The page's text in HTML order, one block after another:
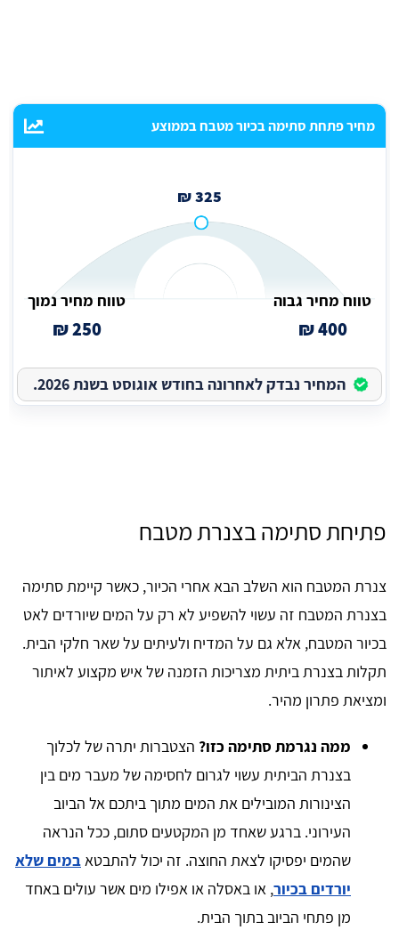
מחיר פתחת סתימה בכיור מטבח בממוצע
325 ₪
טווח מחיר גבוה
400 ₪
טווח מחיר נמוך
250 ₪
המחיר נבדק לאחרונה בחודש אוגוסט בשנת 2026.
פתיחת סתימה בצנרת מטבח
צנרת המטבח הוא השלב הבא אחרי הכיור, כאשר קיימת סתימה
בצנרת המטבח זה עשוי להשפיע לא רק על המים שיורדים לאט
בכיור המטבח, אלא גם על המדיח ולעיתים על שאר חלקי הבית.
תקלות בצנרת ביתית מצריכות הזמנה של איש מקצוע לאיתור
ומציאת פתרון מהיר.
ממה נגרמת סתימה כזו? הצטברות יתרה של לכלוך
בצנרת הביתית עשוי לגרום לחסימה של מעבר מים בין
הצינורות המובילים את המים מתוך ביתכם אל הביוב
העירוני. ברגע שאחד מן המקטעים סתום, ככל הנראה
שהמים יפסיקו לצאת החוצה. זה יכול להתבטאבמים שלא
יורדים בכיור, או באסלה או אפילו מים אשר עולים באחד
מן פתחי הביוב בתוך הבית.